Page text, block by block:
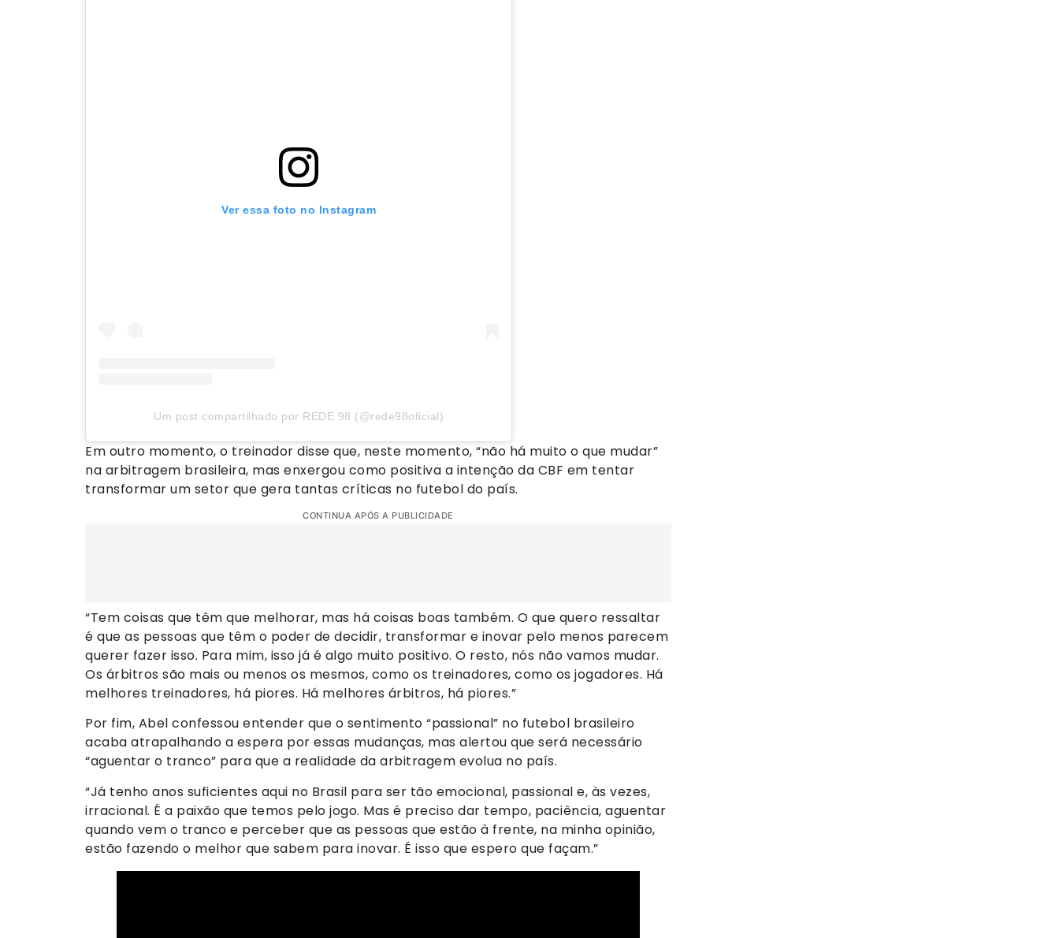
Ver essa foto no Instagram
Um post compartilhado por REDE 98 (@rede98oficial)
Em outro momento, o treinador disse que, neste momento, “não há muito o que mudar”
na arbitragem brasileira, mas enxergou como positiva a intenção da CBF em tentar
transformar um setor que gera tantas críticas no futebol do país.
CONTINUA APÓS A PUBLICIDADE
“Tem coisas que têm que melhorar, mas há coisas boas também. O que quero ressaltar
é que as pessoas que têm o poder de decidir, transformar e inovar pelo menos parecem
querer fazer isso. Para mim, isso já é algo muito positivo. O resto, nós não vamos mudar.
Os árbitros são mais ou menos os mesmos, como os treinadores, como os jogadores. Há
melhores treinadores, há piores. Há melhores árbitros, há piores.”
Por fim, Abel confessou entender que o sentimento “passional” no futebol brasileiro
acaba atrapalhando a espera por essas mudanças, mas alertou que será necessário
“aguentar o tranco” para que a realidade da arbitragem evolua no país.
“Já tenho anos suficientes aqui no Brasil para ser tão emocional, passional e, às vezes,
irracional. É a paixão que temos pelo jogo. Mas é preciso dar tempo, paciência, aguentar
quando vem o tranco e perceber que as pessoas que estão à frente, na minha opinião,
estão fazendo o melhor que sabem para inovar. É isso que espero que façam.”